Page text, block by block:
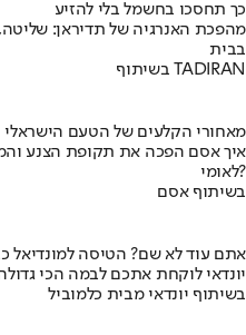
כך תחסכו בחשמל בלי להזיע
מהפכת האנרגיה של תדיראן:
בבית
בשיתוף TADIRAN
מאחורי הקלעים של הטעם הישראלי
לאומי?
בשיתוף אסם
אתם עוד לא שם? הטיסה למונדיאל
יונדאי לוקחת אתכם לבמה הכי
בשיתוף יונדאי מבית כלמוביל